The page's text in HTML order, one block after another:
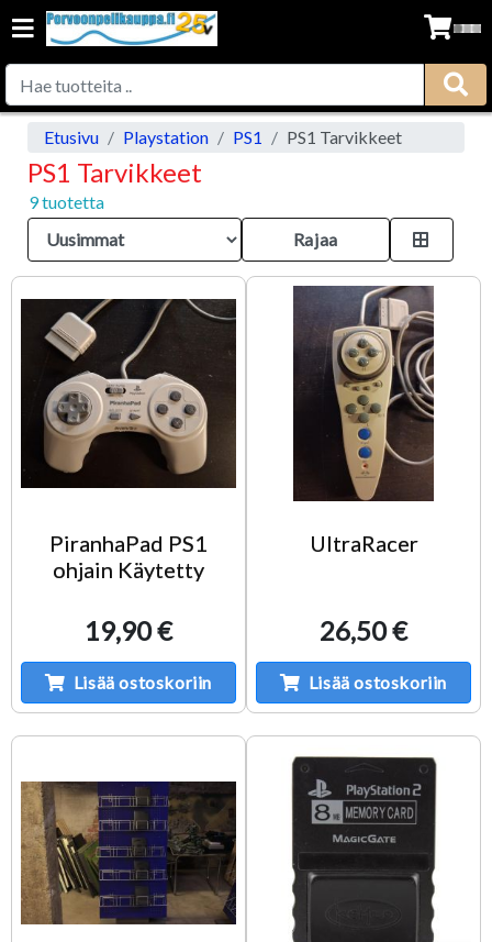
Etusivu Playstation PS1 PS1 Tarvikkeet
PS1 Tarvikkeet
9 tuotetta
Rajaa
PiranhaPad PS1
ohjain Käytetty
19,90 €
Lisää ostoskoriin
UltraRacer
26,50 €
Lisää ostoskoriin